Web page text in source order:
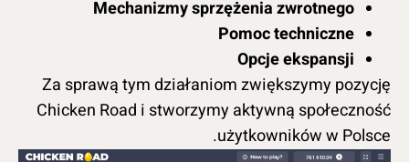
Mechanizmy sprzężenia zwrotnego
Pomoc techniczne
Opcje ekspansji
Za sprawą tym działaniom zwiększymy pozycję
Chicken Road i stworzymy aktywną społeczność
użytkowników w Polsce.